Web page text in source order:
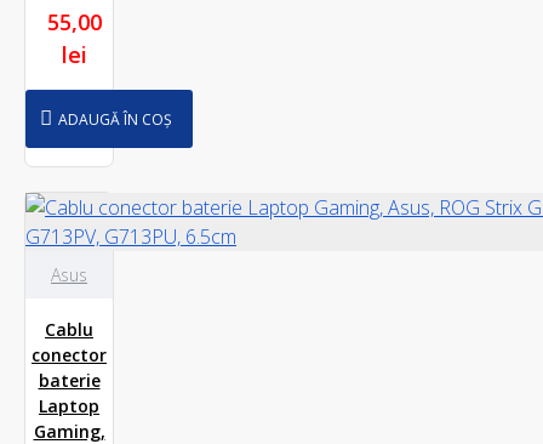
55,00
lei
ADAUGĂ ÎN COȘ
Asus
Cablu
conector
baterie
Laptop
Gaming,